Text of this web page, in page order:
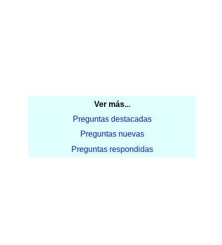
Ver más...
Preguntas destacadas
Preguntas nuevas
Preguntas respondidas